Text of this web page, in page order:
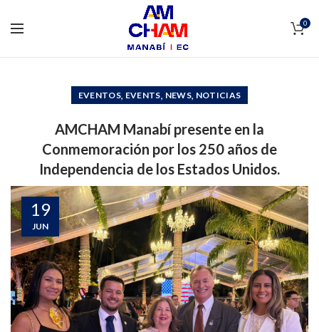
0
EVENTOS, EVENTS, NEWS, NOTICIAS
AMCHAM Manabí presente en la
Conmemoración por los 250 años de
Independencia de los Estados Unidos.
19
JUN